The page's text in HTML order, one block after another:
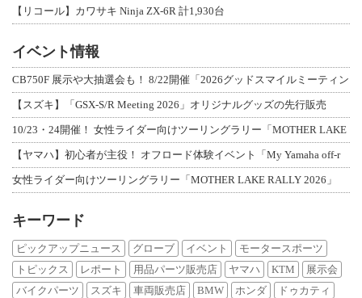
【リコール】カワサキ Ninja ZX-6R 計1,930台
イベント情報
CB750F 展示や大抽選会も！ 8/22開催「2026グッドスマイルミーティン
【スズキ】「GSX-S/R Meeting 2026」オリジナルグッズの先行販売
10/23・24開催！ 女性ライダー向けツーリングラリー「MOTHER LAKE
【ヤマハ】初心者が主役！ オフロード体験イベント「My Yamaha off-r
女性ライダー向けツーリングラリー「MOTHER LAKE RALLY 2026」
キーワード
ピックアップニュース グローブ イベント
モータースポーツ
トピックス
レポート 用品パーツ販売店 ヤマハ KTM
展示会
バイクパーツ
スズキ 車両販売店 BMW ホンダ ドゥカティ